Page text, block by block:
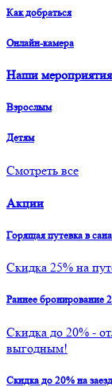
Как добраться
Онлайн-камера
Наши мероприятия
Взрослым
Детям
Смотреть все
Акции
Горящая путевка в
Скидка 25% на
Раннее бронирование
Скидка до 20% -
выгодным!
Скидка до 20% на